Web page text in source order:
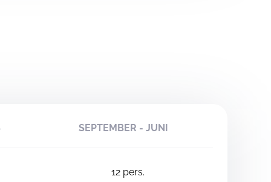
SEPTEMBER - JUNI
12 pers.